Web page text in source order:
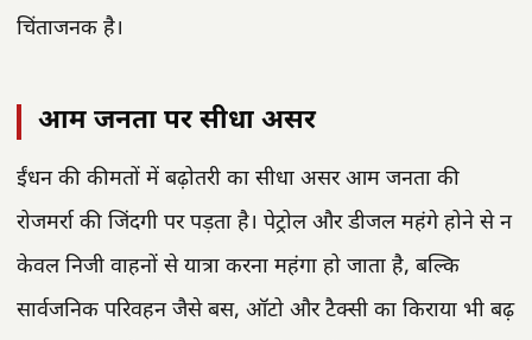
चिंताजनक है।
आम जनता पर सीधा असर
ईंधन की कीमतों में बढ़ोतरी का सीधा असर आम जनता की
रोजमर्रा की जिंदगी पर पड़ता है। पेट्रोल और डीजल महंगे होने से न
केवल निजी वाहनों से यात्रा करना महंगा हो जाता है, बल्कि
सार्वजनिक परिवहन जैसे बस, ऑटो और टैक्सी का किराया भी बढ़